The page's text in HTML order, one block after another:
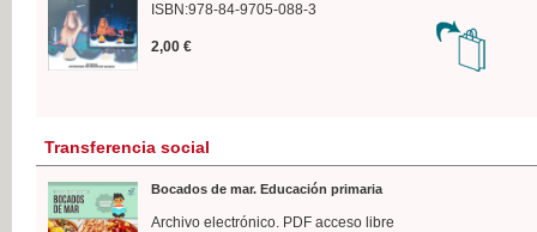
ISBN:978-84-9705-088-3
2,00 €
Transferencia social
Bocados de mar. Educación primaria
Archivo electrónico. PDF acceso libre